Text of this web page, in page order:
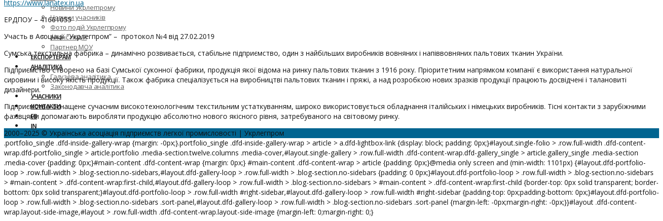
Новини Укрлегпрому
Новини учасників
Фото подій Укрлегпрому
Анонс подій
Партнер МОУ
ЕКСПОРТЕРАМ
АНАЛІТИКА
Галузева аналітика
Законодавча аналітика
УЧАСНИКИ
КОНТАКТИ
FB
IN
https://www.lanatex.in.ua
ЕРДПОУ – 41661055
Участь в Асоціації “Укрлегпром” – протокол №4 від 27.02.2019
Сумська текстильна фабрика – динамічно розвивається, стабільне підприємство, один з найбільших виробників вовняних і напіввовняних пальтових тканин України.
Підприємство створено на базі Сумської суконної фабрики, продукція якої відома на ринку пальтових тканин з 1916 року. Пріоритетним напрямком компанії є використання натуральної
сировини і високу якість продукції. Також фабрика спеціалізується на виробництві пальтових тканин і пряжі, а над розробкою нових зразків продукції працюють досвідчені і талановиті
дизайнери.
Підприємство оснащене сучасним високотехнологічним текстильним устаткуванням, широко використовується обладнання італійських і німецьких виробників. Тісні контакти з зарубіжними
фахівцями допомагають виробляти продукцію абсолютно нового якісного рівня, затребуваного на світовому ринку.
2000–2025 © Українська асоціація підприємств легкої промисловості | Укрлегпром
.portfolio_single .dfd-inside-gallery-wrap {margin: -0px;}.portfolio_single .dfd-inside-gallery-wrap > article > a.dfd-lightbox-link {display: block; padding: 0px;}#layout.single-folio > .row.full-width .dfd-content-
wrap.dfd-portfolio_single > article.portfolio .media-section.twelve.columns .media-cover,#layout.single-gallery > .row.full-width .dfd-content-wrap.dfd-gallery_single > article.gallery_single .media-section
.media-cover {padding: 0px;}#main-content .dfd-content-wrap {margin: 0px;} #main-content .dfd-content-wrap > article {padding: 0px;}@media only screen and (min-width: 1101px) {#layout.dfd-portfolio-
loop > .row.full-width > .blog-section.no-sidebars,#layout.dfd-gallery-loop > .row.full-width > .blog-section.no-sidebars {padding: 0 0px;}#layout.dfd-portfolio-loop > .row.full-width > .blog-section.no-sidebars
> #main-content > .dfd-content-wrap:first-child,#layout.dfd-gallery-loop > .row.full-width > .blog-section.no-sidebars > #main-content > .dfd-content-wrap:first-child {border-top: 0px solid transparent; border-
bottom: 0px solid transparent;}#layout.dfd-portfolio-loop > .row.full-width #right-sidebar,#layout.dfd-gallery-loop > .row.full-width #right-sidebar {padding-top: 0px;padding-bottom: 0px;}#layout.dfd-portfolio-
loop > .row.full-width > .blog-section.no-sidebars .sort-panel,#layout.dfd-gallery-loop > .row.full-width > .blog-section.no-sidebars .sort-panel {margin-left: -0px;margin-right: -0px;}}#layout .dfd-content-
wrap.layout-side-image,#layout > .row.full-width .dfd-content-wrap.layout-side-image {margin-left: 0;margin-right: 0;}